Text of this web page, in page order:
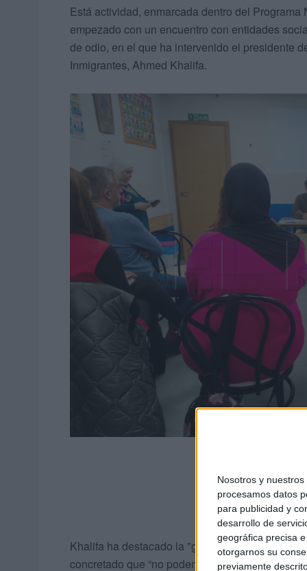
Nosotros y nuestros
procesamos datos
para publicidad y
desarrollo de
geográfica precisa
otorgarnos su
previamente
Está actividad, enmarcada dentro del
empezado con un encuentro con entidades
de odio, en el que ha intervenido el presidente
Inmigrantes, Ahmed Khalifa.
Khalifa ha destacado la "gran armonía" con la
concretado que “no podemos dejar pasar los